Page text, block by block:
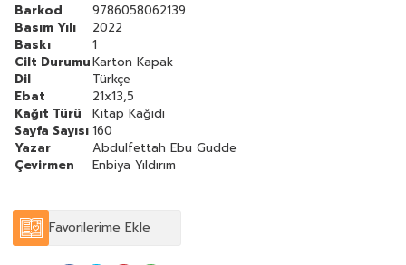
Barkod
9786058062139
Basım Yılı
2022
Baskı
1
Cilt DurumuKarton Kapak
Dil
Türkçe
Ebat
21x13,5
Kağıt Türü
Kitap Kağıdı
Sayfa Sayısı 160
Yazar
Abdulfettah Ebu Gudde
Çevirmen
Enbiya Yıldırım
Favorilerime Ekle